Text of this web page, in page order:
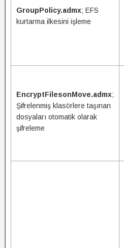
GroupPolicy.admx; EFS
kurtarma ilkesini işleme
EncryptFilesonMove.admx;
Şifrelenmiş klasörlere taşınan
dosyaları otomatik olarak
şifreleme